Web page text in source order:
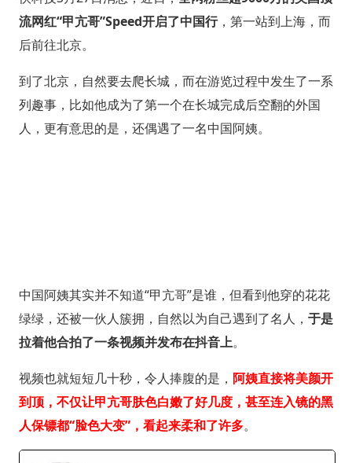
流网红“甲亢哥”Speed开启了中国行，第一站到上海，而
后前往北京。
到了北京，自然要去爬长城，而在游览过程中发生了一系
列趣事，比如他成为了第一个在长城完成后空翻的外国
人，更有意思的是，还偶遇了一名中国阿姨。
中国阿姨其实并不知道“甲亢哥”是谁，但看到他穿的花花
绿绿，还被一伙人簇拥，自然以为自己遇到了名人， 于是
拉着他合拍了一条视频并发布在抖音上。
视频也就短短几十秒，令人捧腹的是， 阿姨直接将美颜开
到顶，不仅让甲亢哥肤色白嫩了好几度，甚至连入镜的黑
人保镖都“脸色大变”，看起来柔和了许多。